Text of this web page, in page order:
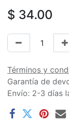
$ 34.00
Términos y
Garantía de
Envío: 2-3 días